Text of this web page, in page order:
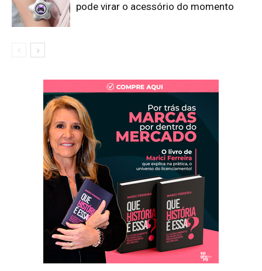
pode virar o acessório do momento